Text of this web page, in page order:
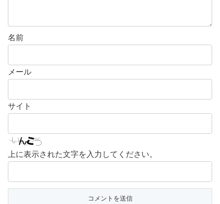
名前
メール
サイト
上に表示された文字を入力してください。